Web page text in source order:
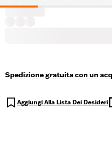
Spedizione gratuita con un
Aggiungi Alla Lista Dei Desideri